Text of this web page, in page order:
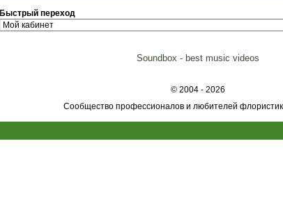
Быстрый переход
Soundbox - best music videos
© 2004 - 2026
Сообщество профессионалов и любителей